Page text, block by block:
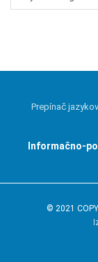
Prepínač jazykov
Informačno-
© 2021